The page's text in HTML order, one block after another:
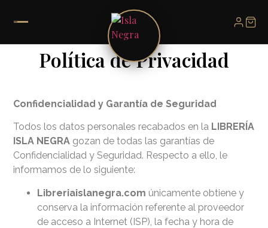
Política de Privacidad
Confidencialidad y Garantía de Seguridad
Todos los datos personales recabados en la LIBRERÍA
ISLA NEGRA gozan de todas las garantías de
Confidencialidad y Seguridad. Respecto a ello, le
informamos de lo siguiente:
Libreriaislanegra.com únicamente obtiene y
conserva la información referente al proveedor
de acceso a Internet (ISP), la fecha y hora de